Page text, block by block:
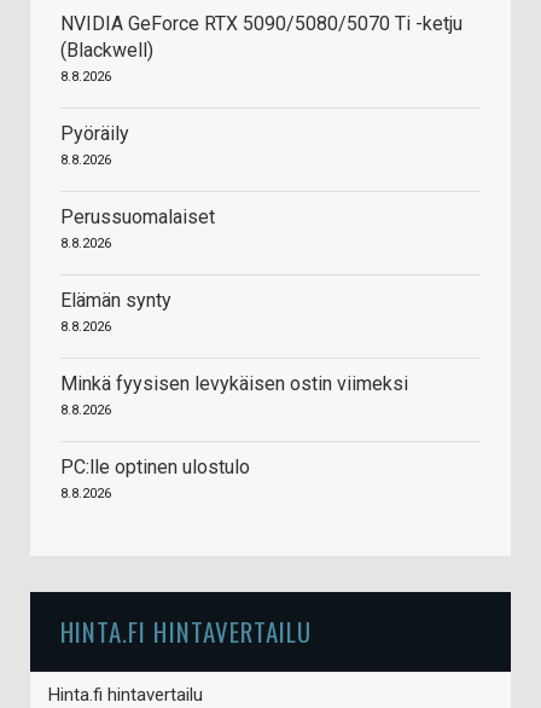
NVIDIA GeForce RTX 5090/5080/5070 Ti -ketju
(Blackwell)
8.8.2026
Pyöräily
8.8.2026
Perussuomalaiset
8.8.2026
Elämän synty
8.8.2026
Minkä fyysisen levykäisen ostin viimeksi
8.8.2026
PC:lle optinen ulostulo
8.8.2026
HINTA.FI HINTAVERTAILU
Hinta.fi hintavertailu